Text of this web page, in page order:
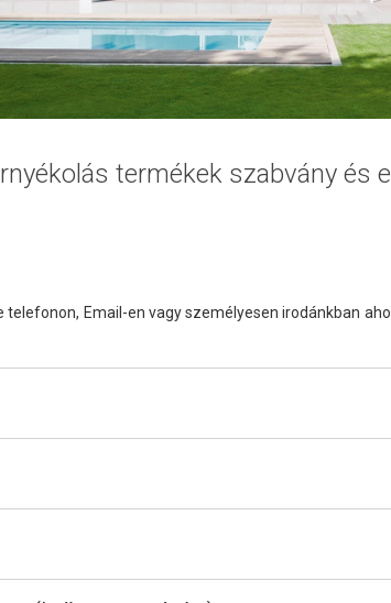
termékek szabvány és
telefonon, Email-en vagy személyesen irodánkban